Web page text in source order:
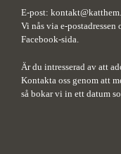
E-post:
Vi nås via e-
Facebook-sida.
Är du intresserad av att
Kontakta oss genom att
så bokar vi in ett datum